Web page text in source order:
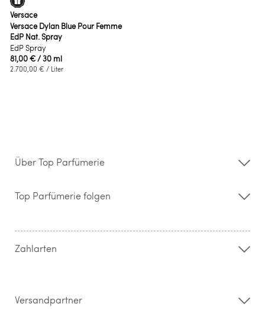
Versace
Versace Dylan Blue Pour Femme
EdP Nat. Spray
EdP Spray
81,00 €/ 30 ml
2.700,00 € / Liter
Über Top Parfümerie
Storefinder
Kontakt
Widerrufsrecht & Rückgabebedingungen
Top Parfümerie folgen
Zahlarten
Versandpartner